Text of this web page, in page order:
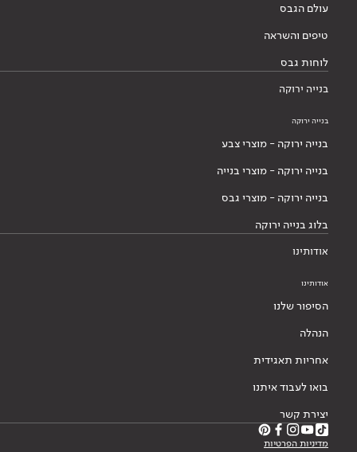
עולם הגבס
טיפים והשראה
לוחות גבס
בנייה ירוקה
בנייה ירוקה
בנייה ירוקה - מוצרי צבע
בנייה ירוקה - מוצרי בנייה
בנייה ירוקה - מוצרי גבס
בלוג בנייה ירוקה
אודותינו
אודותינו
הסיפור שלנו
הנהלה
אחריות תאגידית
בואו לעבוד איתנו
יצירת קשר
מדיניות הפרטיות